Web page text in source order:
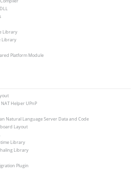
Library
Library
Platform Module
Helper UPnP
Natural Language Server Data and Code
Layout
Library
Library
Plugin